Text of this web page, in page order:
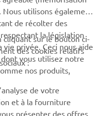
utilisons également
de récolter des
la législation
privée. Ceci nous aide
vous utilisez notre
nos produits,
sur le bouton ci-
des cookies relatifs
:
de votre
et à la fourniture
présenter des offres